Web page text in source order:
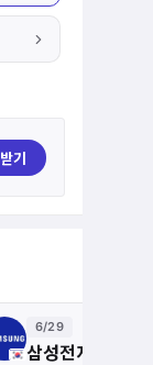
받기
6/29
삼성전자 배당락일